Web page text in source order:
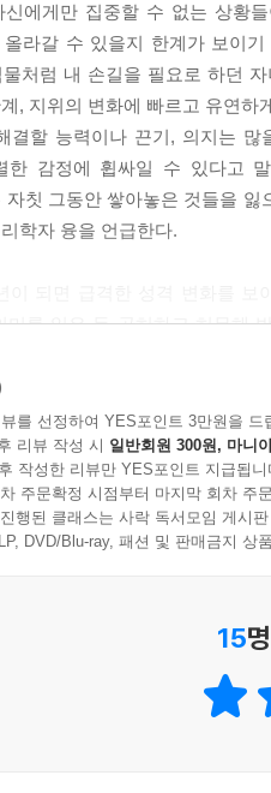
내향성으로, 의식에서 무의식으
pp.49-50
에서 다른 사람으로부터 자신
하나를 들추었을 뿐인데 말이
모독한 것도 아니니까요. 그
주의할게.’ 이렇게 속삭이면 됩
를 건드렸구나’ 이렇게 생각
이 생기고 지치고 피곤해질
다. 역할에 맞춰 충실하게 사
중년에게 주는 지혜는 이제 내
준에 따라서만 살아왔지만 이
잃은 상실의 아픔을 어떻게 해
사별 후에 오는 분노의 감정은
노이지요. 이제는 더 이상 어쩌
신에게만 집중할 수 없는 상황
라갈 수 있을지 한계가 보이
처럼 내 손길을 필요로 하던
, 지위의 변화에 빠르고 유연하
결할 능력이나 끈기, 의지는
한 감정에 휩싸일 수 있다고
자칫 그동안 쌓아놓은 것들을
학자 융을 언급한다.
미를 잃은 듯 공허하고 허무해
야 한다는 것이지요.”
반의 시기에 나를 점검하고,
수 있을 것만 같은 믿음직스러
넘어 책읽기야말로 삶에 던지
의 욕망을 통해 현실을 마주하고
타인과 연대하는 독립된 주체로
활기찬 노년과 예민함으로 점
를 선정하여 YES포인트 3만원을 드
리뷰 작성 시 일반회원 300원, 마니
작성한 리뷰만 YES포인트 지급됩니
주문확정 시점부터 마지막 회차 주
행된 클래스는 사락 독서모임 게시
DVD/Blu-ray, 패션 및 판매금지 상
15